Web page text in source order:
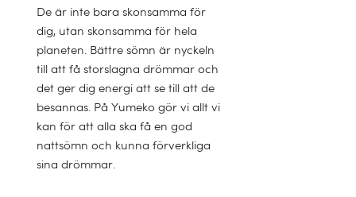
De är inte bara skonsamma för
dig, utan skonsamma för hela
planeten. Bättre sömn är nyckeln
till att få storslagna drömmar och
det ger dig energi att se till att de
besannas. På Yumeko gör vi allt vi
kan för att alla ska få en god
nattsömn och kunna förverkliga
sina drömmar.